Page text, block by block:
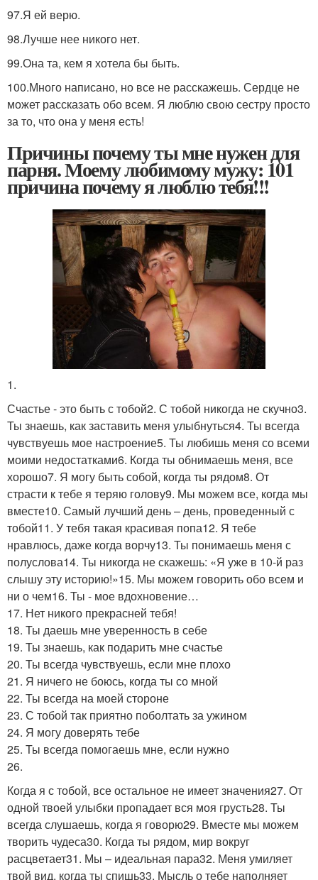
97.Я ей верю.
98.Лучше нее никого нет.
99.Она та, кем я хотела бы быть.
100.Много написано, но все не расскажешь. Сердце не
может рассказать обо всем. Я люблю свою сестру просто
за то, что она у меня есть!
Причины почему ты мне нужен для
парня. Моему любимому мужу: 101
причина почему я люблю тебя!!!
1.
Счастье - это быть с тобой2. С тобой никогда не скучно3.
Ты знаешь, как заставить меня улыбнуться4. Ты всегда
чувствуешь мое настроение5. Ты любишь меня со всеми
моими недостатками6. Когда ты обнимаешь меня, все
хорошо7. Я могу быть собой, когда ты рядом8. От
страсти к тебе я теряю голову9. Мы можем все, когда мы
вместе10. Самый лучший день – день, проведенный с
тобой11. У тебя такая красивая попа12. Я тебе
нравлюсь, даже когда ворчу13. Ты понимаешь меня с
полуслова14. Ты никогда не скажешь: «Я уже в 10-й раз
слышу эту историю!»15. Мы можем говорить обо всем и
ни о чем16. Ты - мое вдохновение…
17. Нет никого прекрасней тебя!
18. Ты даешь мне уверенность в себе
19. Ты знаешь, как подарить мне счастье
20. Ты всегда чувствуешь, если мне плохо
21. Я ничего не боюсь, когда ты со мной
22. Ты всегда на моей стороне
23. С тобой так приятно поболтать за ужином
24. Я могу доверять тебе
25. Ты всегда помогаешь мне, если нужно
26.
Когда я с тобой, все остальное не имеет значения27. От
одной твоей улыбки пропадает вся моя грусть28. Ты
всегда слушаешь, когда я говорю29. Вместе мы можем
творить чудеса30. Когда ты рядом, мир вокруг
расцветает31. Мы – идеальная пара32. Меня умиляет
твой вид, когда ты спишь33. Мысль о тебе наполняет